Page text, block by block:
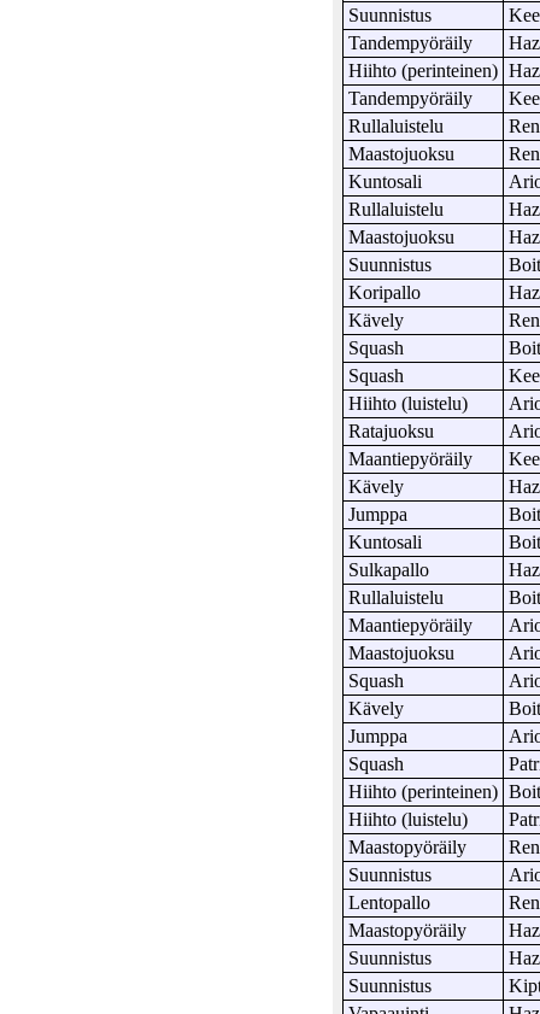
Suunnistus
Tandempyöräily
Hiihto (perinteinen)
Tandempyöräily
Rullaluistelu
Maastojuoksu
Kuntosali
Rullaluistelu
Maastojuoksu
Suunnistus
Koripallo
Kävely
Squash
Squash
Hiihto (luistelu)
Ratajuoksu
Maantiepyöräily
Kävely
Jumppa
Kuntosali
Sulkapallo
Rullaluistelu
Maantiepyöräily
Maastojuoksu
Squash
Kävely
Jumppa
Squash
Hiihto (perinteinen)
Hiihto (luistelu)
Maastopyöräily
Suunnistus
Lentopallo
Maastopyöräily
Suunnistus
Suunnistus